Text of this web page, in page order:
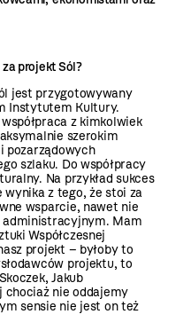
za projekt Sól?
jest przygotowywany
Instytutem Kultury.
z kimkolwiek
szerokim
pozarządowych
szlaku. Do współpracy
Na przykład sukces
wynika z tego, że stoi za
wsparcie, nawet nie
Mam
Współczesnej
projekt – byłoby to
projektu, to
Jakub
chociaż nie oddajemy
sensie nie jest on też